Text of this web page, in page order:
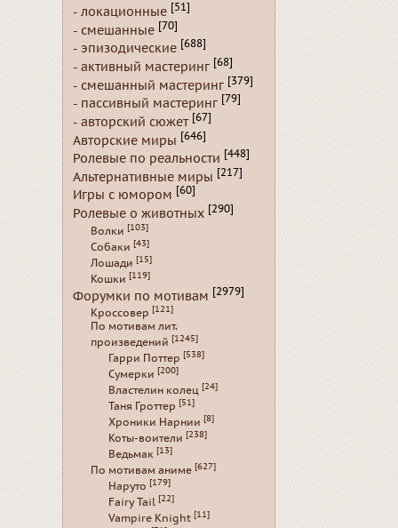
- локационные [51]
- смешанные [70]
- эпизодические [688]
- активный мастеринг [68]
- смешанный мастеринг [379]
- пассивный мастеринг [79]
- авторский сюжет [67]
Авторские миры [646]
Ролевые по реальности [448]
Альтернативные миры [217]
Игры с юмором [60]
Ролевые о животных [290]
Волки [103]
Собаки [43]
Лошади [15]
Кошки [119]
Форумки по мотивам [2979]
Кроссовер [121]
По мотивам лит.
произведений [1245]
Гарри Поттер [538]
Сумерки [200]
Властелин колец [24]
Таня Гроттер [51]
Хроники Нарнии [8]
Коты-воители [238]
Ведьмак [13]
По мотивам аниме [627]
Наруто [179]
Fairy Tail [22]
Vampire Knight [11]